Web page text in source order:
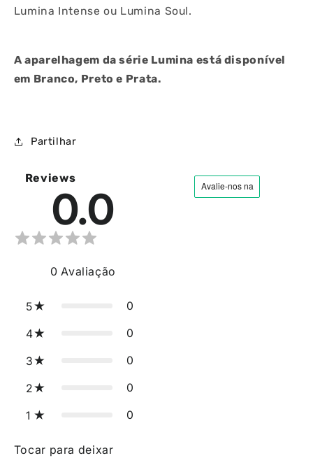
Lumina Intense ou Lumina Soul.
A aparelhagem da série Lumina está disponível
em Branco, Preto e Prata.
Partilhar
Reviews
0.0
0 Avaliação
5 0
4 0
3 0
2 0
1 0
Tocar para deixar